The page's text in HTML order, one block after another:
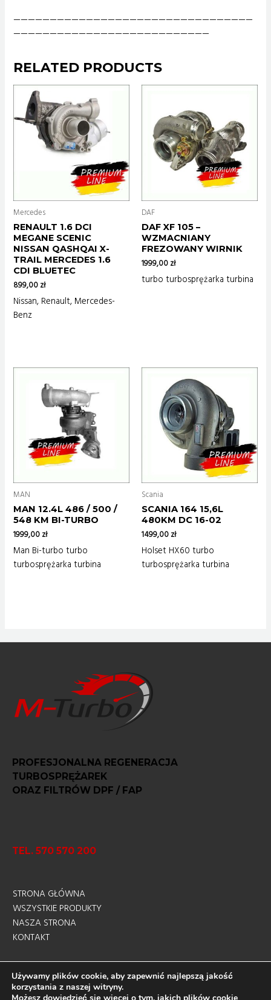
—————————————————————————————————
———————————————————————————
RELATED PRODUCTS
Mercedes
RENAULT 1.6 DCI
MEGANE SCENIC
NISSAN QASHQAI X-
TRAIL MERCEDES 1.6
CDI BLUETEC
899,00zł
Nissan, Renault, Mercedes-
Benz
DAF
DAF XF 105 –
WZMACNIANY
FREZOWANY WIRNIK
1999,00zł
turbo turbosprężarka turbina
MAN
MAN 12.4L 486 / 500 /
548 KM BI-TURBO
1999,00zł
Man Bi-turbo turbo
turbosprężarka turbina
Scania
SCANIA 164 15,6L
480KM DC 16-02
1499,00zł
Holset HX60 turbo
turbosprężarka turbina
PROFESJONALNA REGENERACJA
TURBOSPRĘŻAREK
ORAZ FILTRÓW DPF / FAP
TEL. 570 570 200
STRONA GŁÓWNA
WSZYSTKIE PRODUKTY
NASZA STRONA
KONTAKT
sklep-turbo.pl - created bycodeify.pl
Używamy plików cookie, aby zapewnić najlepszą jakość
korzystania z naszej witryny.